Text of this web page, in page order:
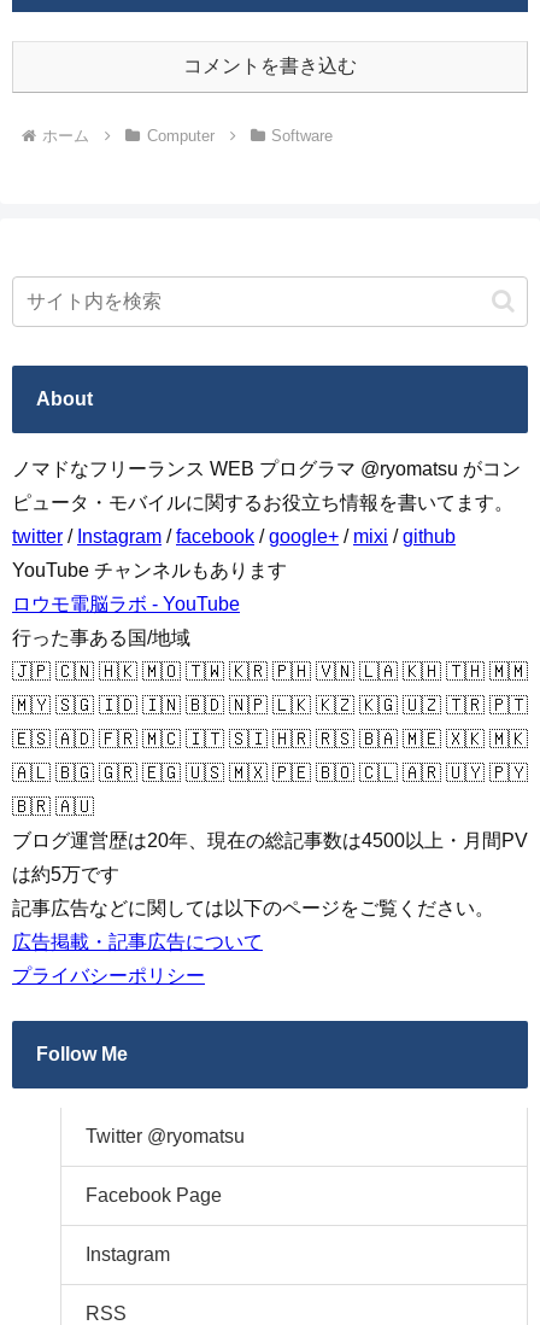
コメントを書き込む
ホーム Computer Software
About
ノマドなフリーランス WEB プログラマ @ryomatsu がコン
ピュータ・モバイルに関するお役立ち情報を書いてます。
twitter / Instagram /facebook /google+ / mixi /github
YouTube チャンネルもあります
ロウモ電脳ラボ - YouTube
行った事ある国/地域
🇯🇵 🇨🇳 🇭🇰 🇲🇴 🇹🇼 🇰🇷 🇵🇭 🇻🇳 🇱🇦 🇰🇭 🇹🇭 🇲🇲
🇲🇾 🇸🇬 🇮🇩 🇮🇳 🇧🇩 🇳🇵 🇱🇰 🇰🇿 🇰🇬 🇺🇿 🇹🇷 🇵🇹
🇪🇸 🇦🇩 🇫🇷 🇲🇨 🇮🇹 🇸🇮 🇭🇷 🇷🇸 🇧🇦 🇲🇪 🇽🇰 🇲🇰
🇦🇱 🇧🇬 🇬🇷 🇪🇬 🇺🇸 🇲🇽 🇵🇪 🇧🇴 🇨🇱 🇦🇷 🇺🇾 🇵🇾
🇧🇷 🇦🇺
ブログ運営歴は20年、現在の総記事数は4500以上・月間PV
は約5万です
記事広告などに関しては以下のページをご覧ください。
広告掲載・記事広告について
プライバシーポリシー
Follow Me
Twitter @ryomatsu
Facebook Page
Instagram
RSS